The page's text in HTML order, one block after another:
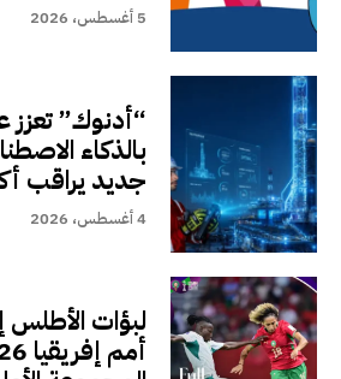
5 أغسطس، 2026
“أدنوك” تعزز
بالذكاء
جديد يراقب أكثر من
4 أغسطس، 2026
لبؤات الأطلس